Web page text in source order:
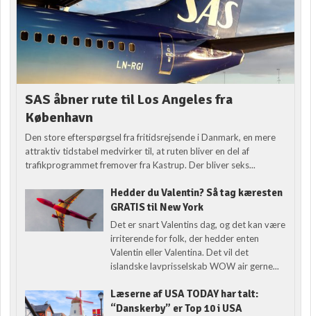
SAS åbner rute til Los Angeles fra
København
Den store efterspørgsel fra fritidsrejsende i Danmark, en mere
attraktiv tidstabel medvirker til, at ruten bliver en del af
trafikprogrammet fremover fra Kastrup. Der bliver seks...
Hedder du Valentin? Så tag kæresten
GRATIS til New York
Det er snart Valentins dag, og det kan være
irriterende for folk, der hedder enten
Valentin eller Valentina. Det vil det
islandske lavprisselskab WOW air gerne...
Læserne af USA TODAY har talt:
“Danskerby” er Top 10 i USA